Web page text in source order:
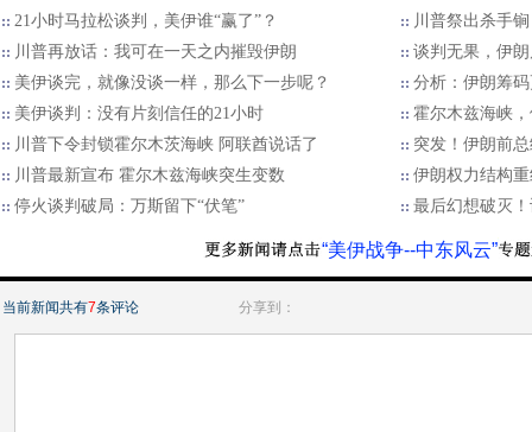
21小时马拉松谈判，美伊谁“赢了”？
川普祭出杀手
川普再放话：我可在一天之内摧毁伊朗
谈判无果，伊
美伊谈完，就像没谈一样，那么下一步呢？
分析：伊朗筹
美伊谈判：没有片刻信任的21小时
霍尔木兹海峡
川普下令封锁霍尔木茨海峡 阿联酋说话了
突发！伊朗前
川普最新宣布 霍尔木兹海峡突生变数
伊朗权力结构
停火谈判破局：万斯留下“伏笔”
最后幻想破灭
“美伊战争--中东风云”
当前新闻共有7条评论 分享到：